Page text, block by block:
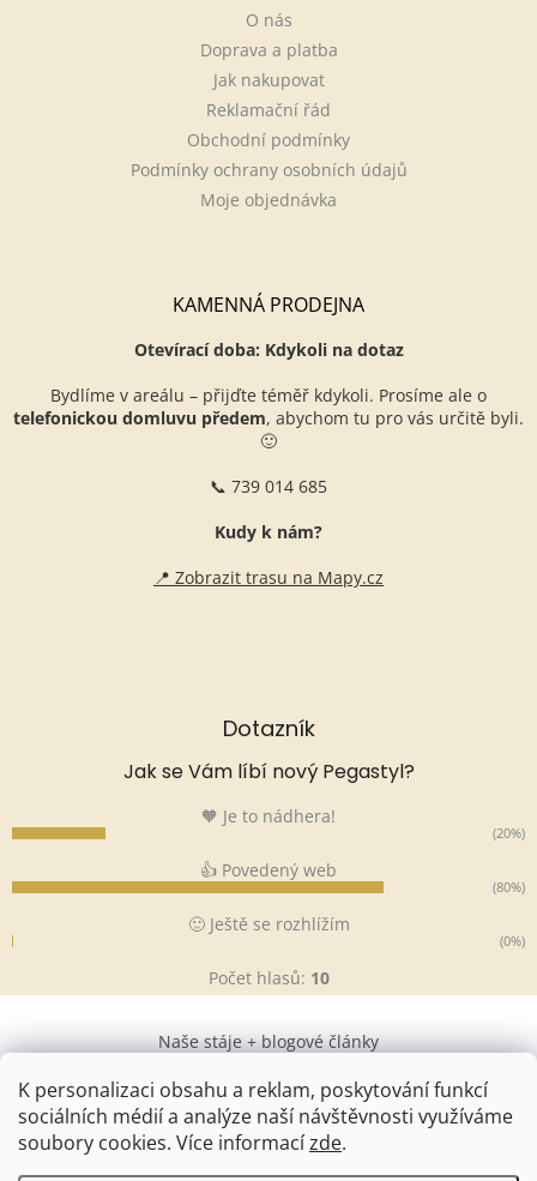
K personalizaci obsahu a reklam, poskytování funkcí
sociálních médií a analýze naší návštěvnosti využíváme
soubory cookies. Více informacízde.
O nás
Doprava a platba
Jak nakupovat
Reklamační řád
Obchodní podmínky
Podmínky ochrany osobních údajů
Moje objednávka
KAMENNÁ PRODEJNA
Otevírací doba: Kdykoli na dotaz
Bydlíme v areálu – přijďte téměř kdykoli. Prosíme ale o
telefonickou domluvu předem, abychom tu pro vás určitě byli.
🙂
📞 739 014 685
Kudy k nám?
📍 Zobrazit trasu na Mapy.cz
Dotazník
Jak se Vám líbí nový Pegastyl?
🧡 Je to nádhera!
(20%)
👍 Povedený web
(80%)
🙂 Ještě se rozhlížím
(0%)
Počet hlasů: 10
Naše stáje + blogové články